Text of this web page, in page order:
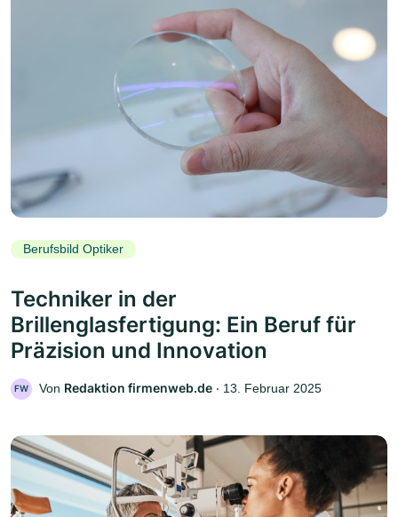
Berufsbild Optiker
Techniker in der
Brillenglasfertigung: Ein Beruf für
Präzision und Innovation
FW Von Redaktion firmenweb.de ‧ 13. Februar 2025